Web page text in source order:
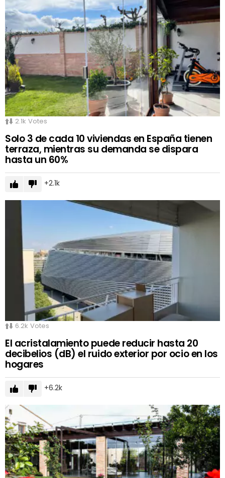
2.1k Votes
Solo 3 de cada 10 viviendas en España tienen
terraza, mientras su demanda se dispara
hasta un 60%
2.1k
6.2k Votes
El acristalamiento puede reducir hasta 20
decibelios (dB) el ruido exterior por ocio en los
hogares
6.2k